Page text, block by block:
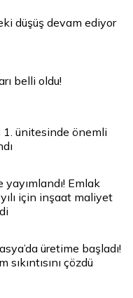
düşüş devam ediyor
belli oldu!
ünitesinde önemli
Emlak
için inşaat maliyet
üretime başladı!
sıkıntısını çözdü